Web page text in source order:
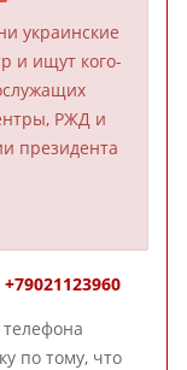
украинские
и ищут кого-
РЖД и
президента
по тому, что